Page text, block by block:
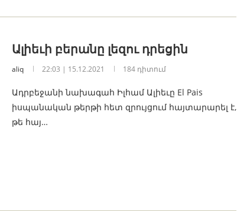
Ալիեւի բերանը լեզու դրեցին
aliq 22:03 | 15.12.2021 184 դիտում
Ադրբեջանի նախագահ Իլհամ Ալիեւը El Pais
իսպանական թերթի հետ զրույցում հայտարարել է,
թե հայ…